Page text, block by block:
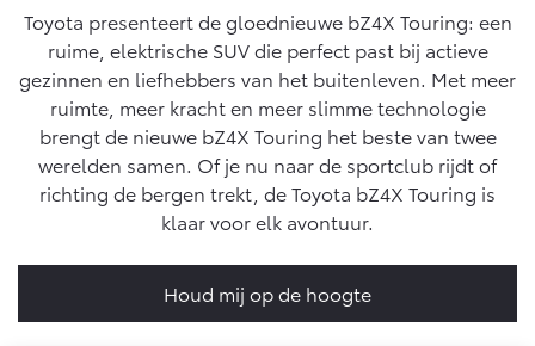
Vanaf € 31.895,- Vanaf € 32.995,-
Corolla Hatchback
Corolla Touring Sports
HYBRIDE
APK
Airco check
Vakantiecheck
Hybride Zekerheid Controle
Toyota handleidingen
Toyota Service Informatie (SIL)
Schade & Garantie
Toyota Pechhulp
Wat is Private Lease?
Bereken je maandbedrag
Private Lease voor ZZP
Financieren
Toyota Betaalplan
Oplaadservice
Zakelijk
Toyota voor de zaak
Leaserijder
ZZP
Wagenparkbeheer
Werkplaatsafspraak maken
Contact en Route
Schade melden
Vraag een brochure aan
Toyota presenteert de gloednieuwe bZ4X Touring: een
ruime, elektrische SUV die perfect past bij actieve
gezinnen en liefhebbers van het buitenleven. Met meer
ruimte, meer kracht en meer slimme technologie
brengt de nieuwe bZ4X Touring het beste van twee
werelden samen. Of je nu naar de sportclub rijdt of
richting de bergen trekt, de Toyota bZ4X Touring is
klaar voor elk avontuur.
Houd mij op de hoogte